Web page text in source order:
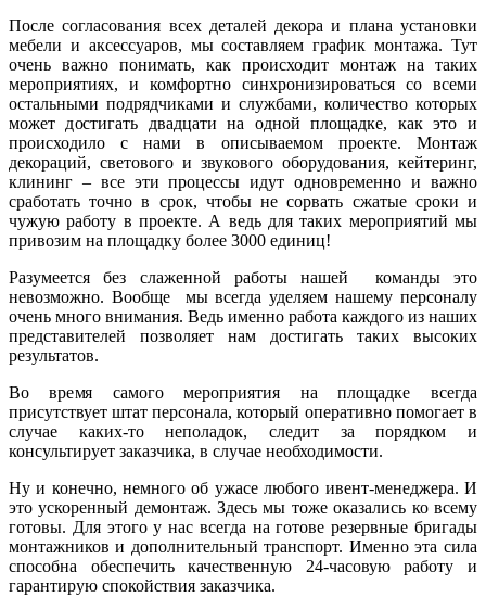
После согласования всех деталей декора и плана установки
мебели и аксессуаров, мы составляем график монтажа. Тут
очень важно понимать, как происходит монтаж на таких
мероприятиях, и комфортно синхронизироваться со всеми
остальными подрядчиками и службами, количество которых
может достигать двадцати на одной площадке, как это и
происходило с нами в описываемом проекте. Монтаж
декораций, светового и звукового оборудования, кейтеринг,
клининг – все эти процессы идут одновременно и важно
сработать точно в срок, чтобы не сорвать сжатые сроки и
чужую работу в проекте. А ведь для таких мероприятий мы
привозим на площадку более 3000 единиц!
Разумеется без слаженной работы нашей команды это
невозможно. Вообще мы всегда уделяем нашему персоналу
очень много внимания. Ведь именно работа каждого из наших
представителей позволяет нам достигать таких высоких
результатов.
Во время самого мероприятия на площадке всегда
присутствует штат персонала, который оперативно помогает в
случае каких-то неполадок, следит за порядком и
консультирует заказчика, в случае необходимости.
Ну и конечно, немного об ужасе любого ивент-менеджера. И
это ускоренный демонтаж. Здесь мы тоже оказались ко всему
готовы. Для этого у нас всегда на готове резервные бригады
монтажников и дополнительный транспорт. Именно эта сила
способна обеспечить качественную 24-часовую работу и
гарантирую спокойствия заказчика.